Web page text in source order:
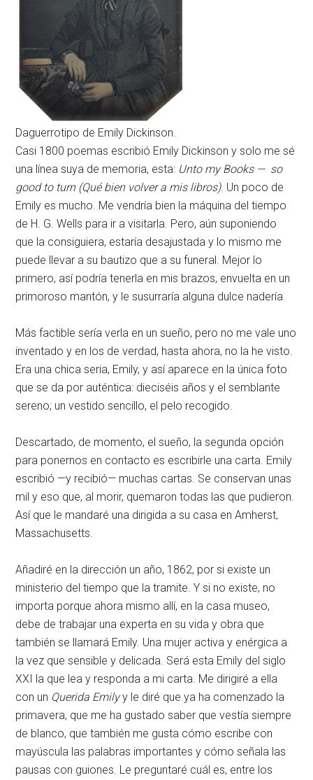
Daguerrotipo de Emily Dickinson.
Casi 1800 poemas escribió Emily Dickinson y solo me sé
una línea suya de memoria, esta: Unto my Books — so
good to turn (Qué bien volver a mis libros). Un poco de
Emily es mucho. Me vendría bien la máquina del tiempo
de H. G. Wells para ir a visitarla. Pero, aún suponiendo
que la consiguiera, estaría desajustada y lo mismo me
puede llevar a su bautizo que a su funeral. Mejor lo
primero, así podría tenerla en mis brazos, envuelta en un
primoroso mantón, y le susurraría alguna dulce nadería.
Más factible sería verla en un sueño, pero no me vale uno
inventado y en los de verdad, hasta ahora, no la he visto.
Era una chica seria, Emily, y así aparece en la única foto
que se da por auténtica: dieciséis años y el semblante
sereno; un vestido sencillo, el pelo recogido.
Descartado, de momento, el sueño, la segunda opción
para ponernos en contacto es escribirle una carta. Emily
escribió —y recibió— muchas cartas. Se conservan unas
mil y eso que, al morir, quemaron todas las que pudieron.
Así que le mandaré una dirigida a su casa en Amherst,
Massachusetts.
Añadiré en la dirección un año, 1862, por si existe un
ministerio del tiempo que la tramite. Y si no existe, no
importa porque ahora mismo allí, en la casa museo,
debe de trabajar una experta en su vida y obra que
también se llamará Emily. Una mujer activa y enérgica a
la vez que sensible y delicada. Será esta Emily del siglo
XXI la que lea y responda a mi carta. Me dirigiré a ella
con un Querida Emilyy le diré que ya ha comenzado la
primavera, que me ha gustado saber que vestía siempre
de blanco, que también me gusta cómo escribe con
mayúscula las palabras importantes y cómo señala las
pausas con guiones. Le preguntaré cuál es, entre los